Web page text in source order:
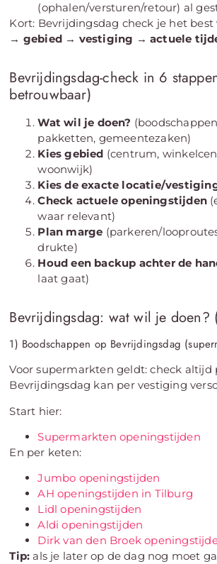
(ophalen/versturen/retour) al
Kort: Bevrijdingsdag check je het
→ gebied → vestiging → actuele
Bevrijdingsdag-check in 6
betrouwbaar)
Wat wil je doen?
pakketten, gemeentezaken)
Kies gebied (centrum,
woonwijk)
Kies de exacte locatie/
Check actuele openingstijden
waar relevant)
Plan marge (parkeren/
drukte)
Houd een backup achter de
laat gaat)
Bevrijdingsdag: wat wil je doen?
1) Boodschappen op Bevrijdingsdag
Voor supermarkten geldt: check
Bevrijdingsdag kan per vestiging
Start hier:
Supermarkten openingstijden
En per keten:
Jumbo openingstijden
AH openingstijden in Tilburg
Lidl openingstijden
Aldi openingstijden
Dirk van den Broek
Tip: als je later op de dag nog moet